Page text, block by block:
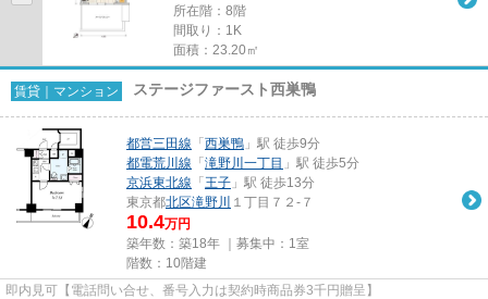
所在階：8階
間取り：1K
面積：23.20㎡
賃貸｜マンション ステージファースト西巣鴨
都営三田線 「 西巣鴨 」駅 徒歩9分
都電荒川線 「 滝野川一丁目 」駅 徒歩5分
京浜東北線 「 王子 」駅 徒歩13分
東京都北区滝野川 １丁目７２-７
10.4万円
築年数：築18年 ｜募集中： 1室
階数：10階建
即内見可【電話問い合せ、番号入力は契約時商品券3千円贈呈】